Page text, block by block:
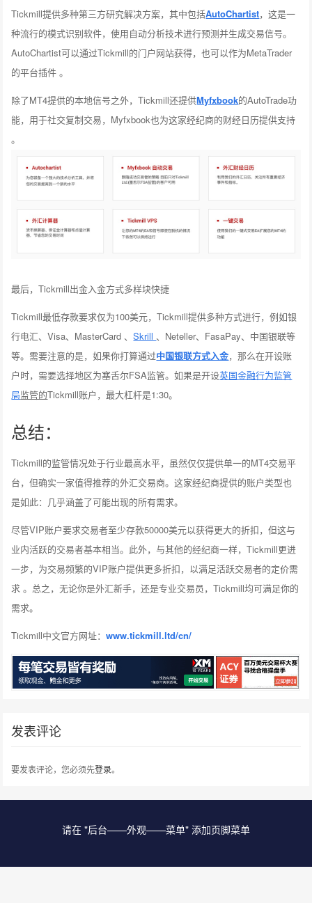
Tickmill提供多种第三方研究解决方案，其中包括AutoChartist，这是一
种流行的模式识别软件，使用自动分析技术进行预测并生成交易信号。
AutoChartist可以通过Tickmill的门户网站获得，也可以作为MetaTrader
的平台插件 。
除了MT4提供的本地信号之外，Tickmill还提供Myfxbook的AutoTrade功
能，用于社交复制交易，Myfxbook也为这家经纪商的财经日历提供支持
。
最后，Tickmill出金入金方式多样块快捷
Tickmill最低存款要求仅为100美元，Tickmill提供多种方式进行，例如银
行电汇、Visa、MasterCard 、Skrill 、Neteller、FasaPay、中国银联等
等。需要注意的是，如果你打算通过中国银联方式入金，那么在开设账
户时，需要选择地区为塞舌尔FSA监管。如果是开设英国金融行为监管
局监管的Tickmill账户，最大杠杆是1:30。
总结：
Tickmill的监管情况处于行业最高水平，虽然仅仅提供单一的MT4交易平
台，但确实一家值得推荐的外汇交易商。这家经纪商提供的账户类型也
是如此：几乎涵盖了可能出现的所有需求。
尽管VIP账户要求交易者至少存款50000美元以获得更大的折扣，但这与
业内活跃的交易者基本相当。此外，与其他的经纪商一样，Tickmill更进
一步，为交易频繁的VIP账户提供更多折扣，以满足活跃交易者的定价需
求 。总之，无论你是外汇新手，还是专业交易员，Tickmill均可满足你的
需求。
Tickmill中文官方网址：www.tickmill.ltd/cn/
发表评论
要发表评论，您必须先登录。
请在 "后台——外观——菜单" 添加页脚菜单